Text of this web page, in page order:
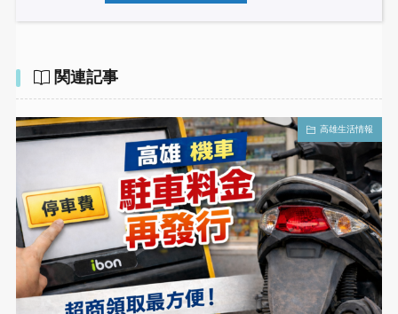
関連記事
高雄生活情報